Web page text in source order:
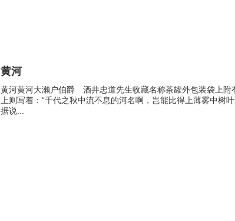
黄河
黄河黄河大濑户伯爵 酒井忠道先生收藏名称茶罐外包装袋上附
上则写着：“千代之秋中流不息的河名啊，岂能比得上薄雾中树
据说...